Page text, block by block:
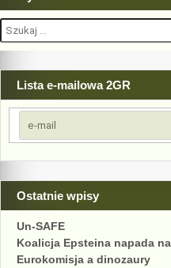
Szukaj:
Lista e-mailowa 2GR
Ostatnie wpisy
Un-SAFE
Koalicja Epsteina napada
Eurokomisja a dinozaury